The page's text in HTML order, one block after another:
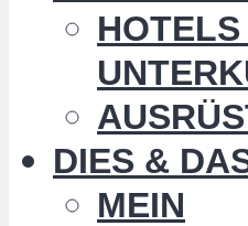
DIES &
MEIN